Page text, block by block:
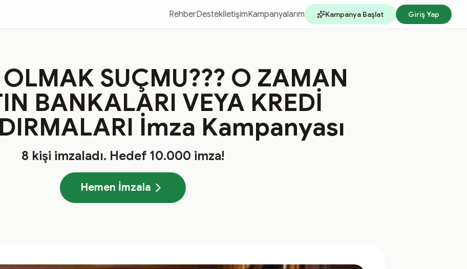
RehberDestekİletişimKampanyalarım Kampanya Başlat Giriş Yap
SUÇMU??? O ZAMAN
BANKALARI VEYA KREDİ
İmza Kampanyası
8 kişi imzaladı. Hedef 10.000 imza!
Hemen İmzala